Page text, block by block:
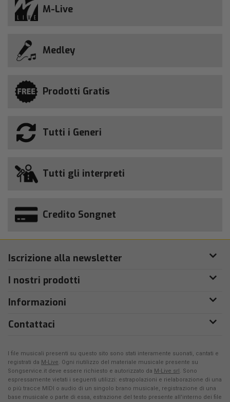
M-Live
Medley
Prodotti Gratis
Tutti i Generi
Tutti gli interpreti
Credito Songnet
Iscrizione alla newsletter
I nostri prodotti
Informazioni
Contattaci
I file musicali presenti su questo sito sono stati interamente suonati, cantati e
registrati da M-Live. Ogni riutilizzo del materiale musicale presente su
Songservice.it deve essere richiesto e autorizzato da M-Live srl. Sono
espressamente vietati i seguenti utilizzi: estrapolazioni e rielaborazione di una
o più tracce MIDI o audio di un singolo brano musicale, registrazione di una
base musicale o parte di essa, estrazione del testo presente all'interno dei file